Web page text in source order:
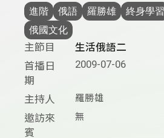
進階 俄語 羅勝雄 終身學習
俄國文化
主節目
生活俄語二
首播日
期
2009-07-06
主持人 羅勝雄
邀訪來
賓
無